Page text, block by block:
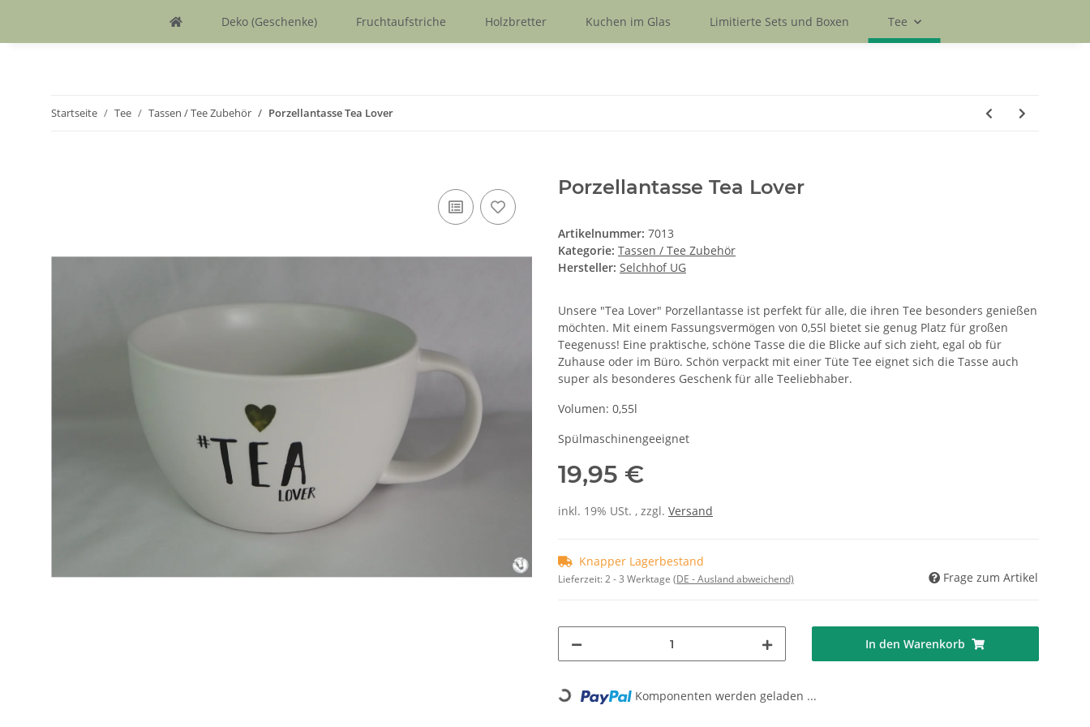
Deko (Geschenke) Fruchtaufstriche Holzbretter Kuchen im Glas Limitierte Sets und Boxen Tee
Startseite Tee Tassen / Tee Zubehör Porzellantasse Tea Lover
Porzellantasse Tea Lover
Artikelnummer: 7013
Kategorie: Tassen / Tee Zubehör
Hersteller: Selchhof UG
Unsere "Tea Lover" Porzellantasse ist perfekt für alle, die ihren Tee besonders genießen
möchten. Mit einem Fassungsvermögen von 0,55l bietet sie genug Platz für großen
Teegenuss! Eine praktische, schöne Tasse die die Blicke auf sich zieht, egal ob für
Zuhause oder im Büro. Schön verpackt mit einer Tüte Tee eignet sich die Tasse auch
super als besonderes Geschenk für alle Teeliebhaber.
Volumen: 0,55l
Spülmaschinengeeignet
19,95 €
inkl. 19% USt. , zzgl. Versand
Knapper Lagerbestand
Lieferzeit:2 - 3 Werktage (DE - Ausland abweichend) Frage zum Artikel
In den Warenkorb
Loading... Komponenten werden geladen ...